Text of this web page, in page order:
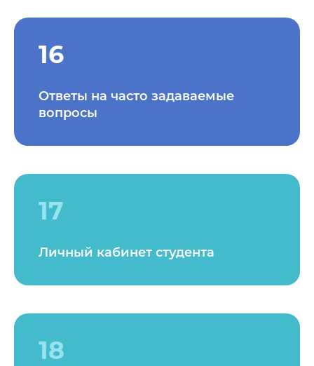
16
Ответы на часто задаваемые
вопросы
17
Личный кабинет студента
18